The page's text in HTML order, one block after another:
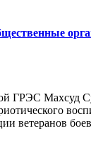
ГРЭС Махсуд
ветеранов